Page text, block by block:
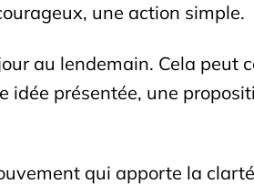
une action simple.
au lendemain. Cela peut
présentée, une
qui apporte la